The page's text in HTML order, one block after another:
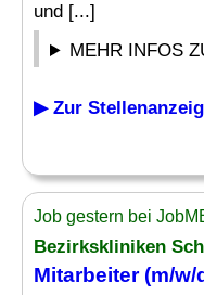
und [...]
MEHR INFOS
▶ Zur
Job gestern bei
Bezirkskliniken
Mitarbeiter (m/